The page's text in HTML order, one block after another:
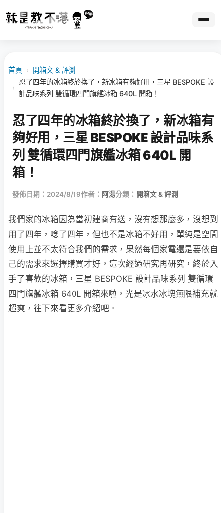
首頁 › 開箱文 & 評測
›
忍了四年的冰箱終於換了，新冰箱有夠好用，三星 BESPOKE 設
計品味系列 雙循環四門旗艦冰箱 640L 開箱！
忍了四年的冰箱終於換了，新冰箱有
夠好用，三星 BESPOKE 設計品味系
列 雙循環四門旗艦冰箱 640L 開
箱！
發佈日期：2024/8/19作者： 阿湯分類： 開箱文 & 評測
我們家的冰箱因為當初建商有送，沒有想那麼多，沒想到
用了四年，唸了四年，但也不是冰箱不好用，單純是空間
使用上並不太符合我們的需求，果然每個家電還是要依自
己的需求來選擇購買才好，這次經過研究再研究，終於入
手了喜歡的冰箱，三星 BESPOKE 設計品味系列 雙循環
四門旗艦冰箱 640L 開箱來啦，光是冰水冰塊無限補充就
超爽，往下來看更多介紹吧。